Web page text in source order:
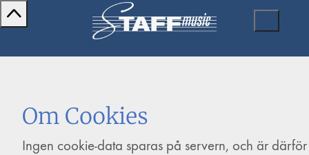
Om Cookies
Ingen cookie-data sparas på servern, och är därför